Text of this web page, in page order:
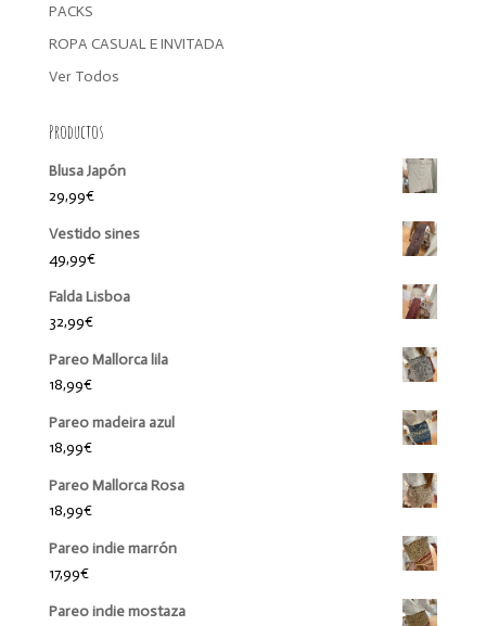
PACKS
ROPA CASUAL E INVITADA
Ver Todos
Productos
Blusa Japón
29,99€
Vestido sines
49,99€
Falda Lisboa
32,99€
Pareo Mallorca lila
18,99€
Pareo madeira azul
18,99€
Pareo Mallorca Rosa
18,99€
Pareo indie marrón
17,99€
Pareo indie mostaza